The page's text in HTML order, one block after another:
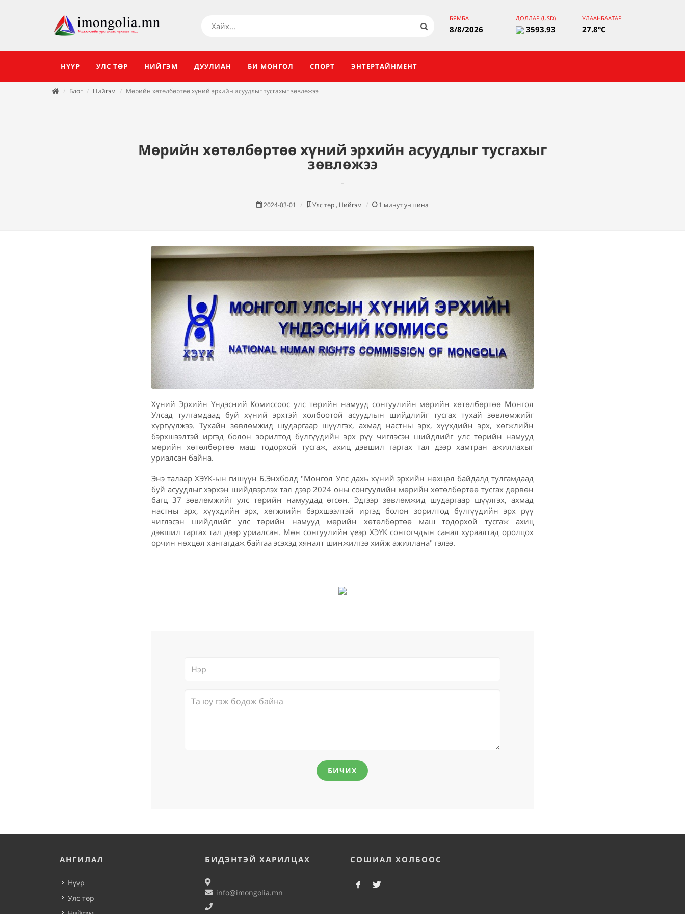
БЯМБА
8/8/2026
ДОЛЛАР (USD)
3593.93
УЛААНБААТАР
27.8°C
НҮҮР УЛС ТӨР НИЙГЭМ ДУУЛИАН БИ МОНГОЛ СПОРТ ЭНТЕРТАЙНМЕНТ
Блог Нийгэм Мөрийн хөтөлбөртөө хүний эрхийн асуудлыг тусгахыг зөвлөжээ
Мөрийн хөтөлбөртөө хүний эрхийн асуудлыг тусгахыг
зөвлөжээ
-
2024-03-01 Улс төр , Нийгэм 1 минут уншина
Хүний Эрхийн Үндэсний Комиссоос улс төрийн намууд сонгуулийн мөрийн хөтөлбөртөө Монгол
Улсад тулгамдаад буй хүний эрхтэй холбоотой асуудлын шийдлийг тусгах тухай зөвлөмжийг
хүргүүлжээ. Тухайн зөвлөмжид шударгаар шүүлгэх, ахмад настны эрх, хүүхдийн эрх, хөгжлийн
бэрхшээлтэй иргэд болон зорилтод бүлгүүдийн эрх рүү чиглэсэн шийдлийг улс төрийн намууд
мөрийн хөтөлбөртөө маш тодорхой тусгаж, ахиц дэвшил гаргах тал дээр хамтран ажиллахыг
уриалсан байна.
Энэ талаар ХЭҮК-ын гишүүн Б.Энхболд "Монгол Улс дахь хүний эрхийн нөхцөл байдалд тулгамдаад
буй асуудлыг хэрхэн шийдвэрлэх тал дээр 2024 оны сонгуулийн мөрийн хөтөлбөртөө тусгах дөрвөн
багц 37 зөвлөмжийг улс төрийн намуудад өгсөн. Эдгээр зөвлөмжид шударгаар шүүлгэх, ахмад
настны эрх, хүүхдийн эрх, хөгжлийн бэрхшээлтэй иргэд болон зорилтод бүлгүүдийн эрх рүү
чиглэсэн шийдлийг улс төрийн намууд мөрийн хөтөлбөртөө маш тодорхой тусгаж ахиц
дэвшил гаргах тал дээр уриалсан. Мөн сонгуулийн үеэр ХЭҮК сонгогчдын санал хураалтад оролцох
орчин нөхцөл хангагдаж байгаа эсэхэд хяналт шинжилгээ хийж ажиллана" гэлээ.
БИЧИХ
АНГИЛАЛ
Нүүр
Улс төр
БИДЭНТЭЙ ХАРИЛЦАХ
info@imongolia.mn
СОШИАЛ ХОЛБООС